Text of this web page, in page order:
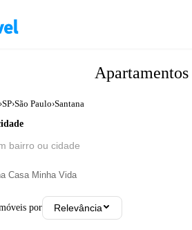
Apartamentos
›SP›São Paulo›Santana
Casa Minha Vida
por Relevância